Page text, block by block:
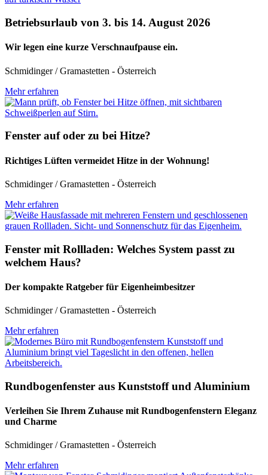
Betriebsurlaub von 3. bis 14. August 2026
Wir legen eine kurze Verschnaufpause ein.
Schmidinger / Gramastetten - Österreich
Mehr erfahren
Fenster auf oder zu bei Hitze?
Richtiges Lüften vermeidet Hitze in der Wohnung!
Schmidinger / Gramastetten - Österreich
Mehr erfahren
Fenster mit Rollladen: Welches System passt zu
welchem Haus?
Der kompakte Ratgeber für Eigenheimbesitzer
Schmidinger / Gramastetten - Österreich
Mehr erfahren
Rundbogenfenster aus Kunststoff und Aluminium
Verleihen Sie Ihrem Zuhause mit Rundbogenfenstern Eleganz
und Charme
Schmidinger / Gramastetten - Österreich
Mehr erfahren